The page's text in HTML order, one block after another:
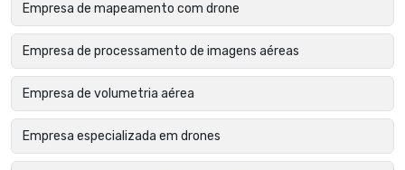
Empresa de mapeamento com drone
Empresa de processamento de imagens aéreas
Empresa de volumetria aérea
Empresa especializada em drones